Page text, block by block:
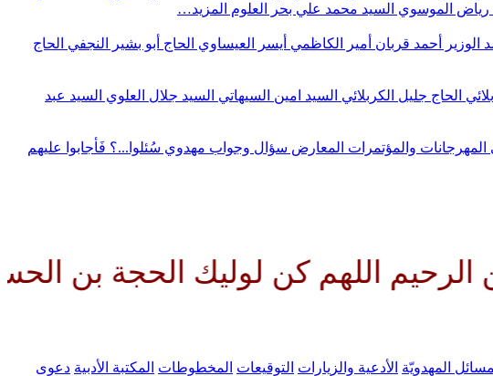
رياض الموسوي السيد محمد علي بحر العلوم المزيد…
الوزير أحمد قربان أمير الكاظمي أيسر العيساوي الحاج أبو بشير النجفي الحاج
الحاج جليل الكربلائي السيد امين السيهاتي السيد جلال العلوي السيد عبد
المهرجانات والمؤتمرات المعارض سؤال وجواب مهدوي سُئلوا...؟ فَأجابوا عليهم
اللهم كن لوليك الحجة بن الحسن
المهدويّة الأدعية والزيارات التوقيعات المخطوطات المكتبة الأدبية دعوى